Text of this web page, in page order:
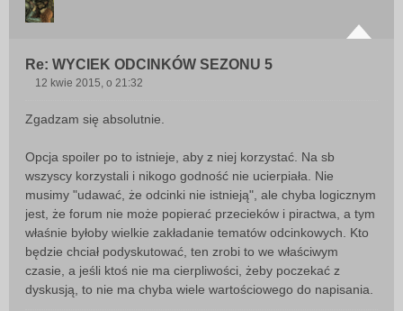
Re: WYCIEK ODCINKÓW SEZONU 5
s
12 kwie 2015, o 21:32
Zgadzam się absolutnie.
Opcja spoiler po to istnieje, aby z niej korzystać. Na sb
wszyscy korzystali i nikogo godność nie ucierpiała. Nie
musimy "udawać, że odcinki nie istnieją", ale chyba logicznym
jest, że forum nie może popierać przecieków i piractwa, a tym
właśnie byłoby wielkie zakładanie tematów odcinkowych. Kto
będzie chciał podyskutować, ten zrobi to we właściwym
czasie, a jeśli ktoś nie ma cierpliwości, żeby poczekać z
dyskusją, to nie ma chyba wiele wartościowego do napisania.